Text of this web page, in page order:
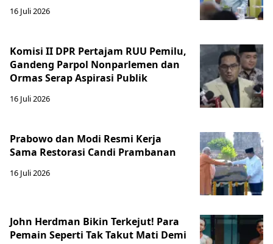
16 Juli 2026
Komisi II DPR Pertajam RUU Pemilu,
Gandeng Parpol Nonparlemen dan
Ormas Serap Aspirasi Publik
16 Juli 2026
Prabowo dan Modi Resmi Kerja
Sama Restorasi Candi Prambanan
16 Juli 2026
John Herdman Bikin Terkejut! Para
Pemain Seperti Tak Takut Mati Demi